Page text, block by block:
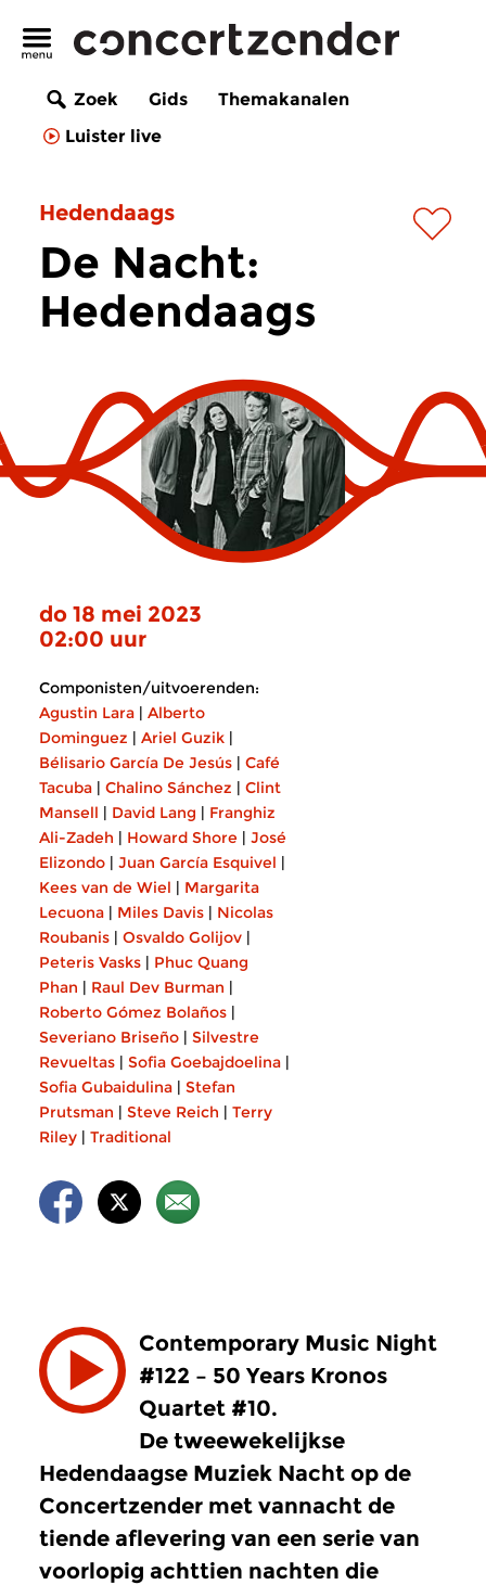
Zoek Gids
Themakanalen
Luister live
Hedendaags
De Nacht:
Hedendaags
do 18 mei 2023
02:00 uur
Componisten/uitvoerenden:
Agustin Lara | Alberto
Dominguez | Ariel Guzik |
Bélisario García De Jesús | Café
Tacuba | Chalino Sánchez | Clint
Mansell | David Lang | Franghiz
Ali-Zadeh | Howard Shore | José
Elizondo | Juan García Esquivel |
Kees van de Wiel | Margarita
Lecuona | Miles Davis | Nicolas
Roubanis | Osvaldo Golijov |
Peteris Vasks | Phuc Quang
Phan | Raul Dev Burman |
Roberto Gómez Bolaños |
Severiano Briseño | Silvestre
Revueltas | Sofia Goebajdoelina |
Sofia Gubaidulina | Stefan
Prutsman | Steve Reich | Terry
Riley | Traditional
Contemporary Music Night
#122 – 50 Years Kronos
Quartet #10.
De tweewekelijkse
Hedendaagse Muziek Nacht op de
Concertzender met vannacht de
tiende aflevering van een serie van
voorlopig achttien nachten die